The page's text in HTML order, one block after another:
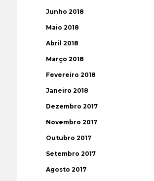
Junho 2018
Maio 2018
Abril 2018
Março 2018
Fevereiro 2018
Janeiro 2018
Dezembro 2017
Novembro 2017
Outubro 2017
Setembro 2017
Agosto 2017